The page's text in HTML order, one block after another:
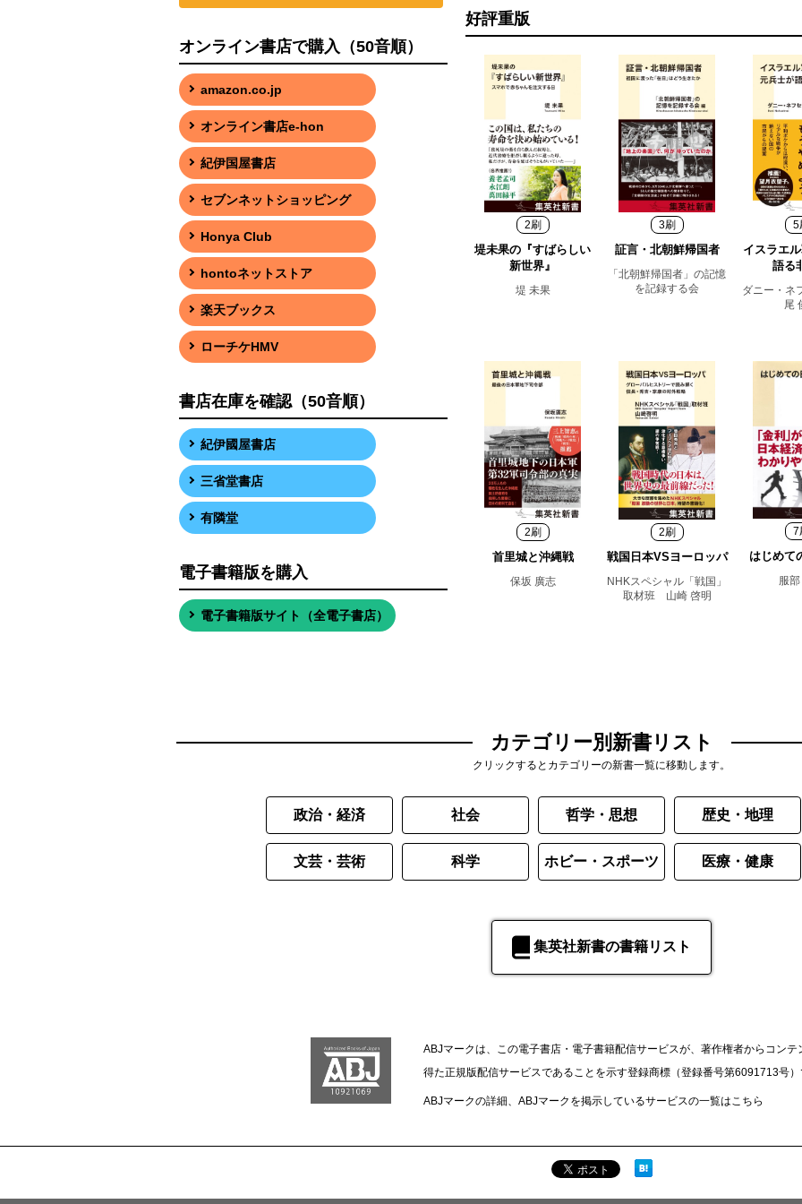
オンライン書店で購入（50音順）
amazon.co.jp
オンライン書店e-hon
紀伊国屋書店
セブンネットショッピング
Honya Club
hontoネットストア
楽天ブックス
ローチケHMV
書店在庫を確認（50音順）
紀伊國屋書店
三省堂書店
有隣堂
電子書籍版を購入
電子書籍版サイト（全電子書店）
好評重版
2刷
堤未果の『すばらしい
新世界』
堤 未果
3刷
証言・北朝鮮帰国者
「北朝鮮帰国者」の記憶
を記録する会
5
イスラエ
語る
ダニー・
尾
2刷
首里城と沖縄戦
保坂 廣志
2刷
戦国日本VSヨーロッパ
NHKスペシャル「戦国」
取材班 山崎 啓明
7
はじめて
服
カテゴリー別新書リスト
クリックするとカテゴリーの新書一覧に移動します。
政治・経済 社会 哲学・思想 歴史・地理
文芸・芸術 科学 ホビー・スポーツ 医療・健康
集英社新書の書籍リスト
ABJマークは、この電子書店・電子書籍配信サービスが、著作権者からコンテ
得た正規版配信サービスであることを示す登録商標（登録番号第6091713号
ABJマークの詳細、ABJマークを掲示しているサービスの一覧はこちら